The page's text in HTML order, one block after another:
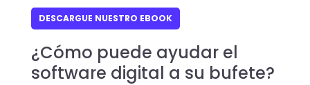
DESCARGUE NUESTRO EBOOK
¿Cómo puede ayudar el
software digital a su bufete?